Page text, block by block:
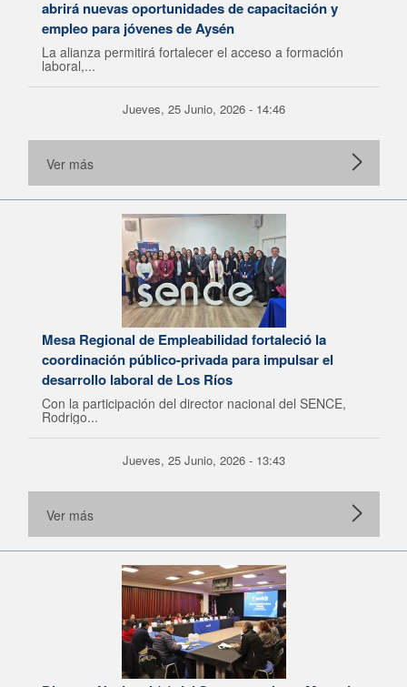
abrirá nuevas oportunidades de capacitación y
empleo para jóvenes de Aysén
La alianza permitirá fortalecer el acceso a formación
laboral,...
Jueves, 25 Junio, 2026 - 14:46
Ver más
Mesa Regional de Empleabilidad fortaleció la
coordinación público-privada para impulsar el
desarrollo laboral de Los Ríos
Con la participación del director nacional del SENCE,
Rodrigo...
Jueves, 25 Junio, 2026 - 13:43
Ver más